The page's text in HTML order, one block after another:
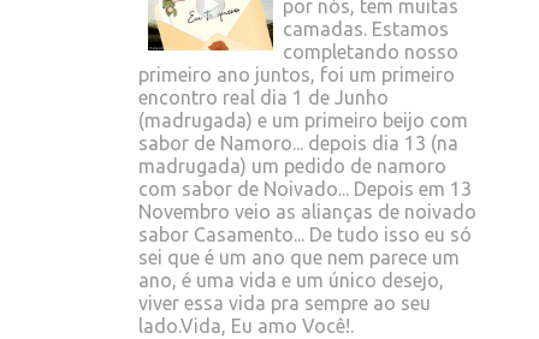
por nós, tem muitas
camadas. Estamos
completando nosso
primeiro ano juntos, foi um primeiro
encontro real dia 1 de Junho
(madrugada) e um primeiro beijo com
sabor de Namoro... depois dia 13 (na
madrugada) um pedido de namoro
com sabor de Noivado... Depois em 13
Novembro veio as alianças de noivado
sabor Casamento... De tudo isso eu só
sei que é um ano que nem parece um
ano, é uma vida e um único desejo,
viver essa vida pra sempre ao seu
lado.Vida, Eu amo Você!.